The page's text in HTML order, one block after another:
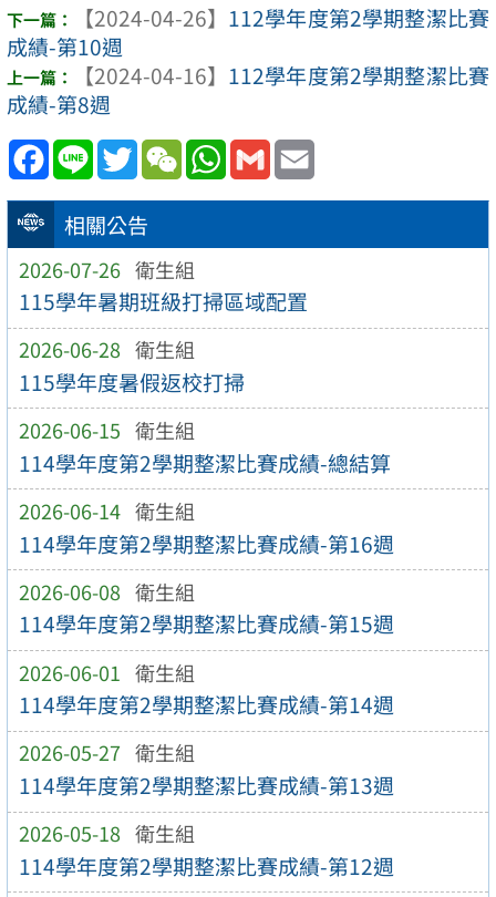
相關公告
2026-07-26 衛生組
115學年暑期班級打掃區域配置
2026-06-28 衛生組
115學年度暑假返校打掃
2026-06-15 衛生組
114學年度第2學期整潔比賽成績-總結算
2026-06-14 衛生組
114學年度第2學期整潔比賽成績-第16週
2026-06-08 衛生組
114學年度第2學期整潔比賽成績-第15週
2026-06-01 衛生組
114學年度第2學期整潔比賽成績-第14週
2026-05-27 衛生組
114學年度第2學期整潔比賽成績-第13週
2026-05-18 衛生組
114學年度第2學期整潔比賽成績-第12週
【2024-04-26】 112學年度第2學期整潔比賽
成績-第10週
【2024-04-16】 112學年度第2學期整潔比賽
成績-第8週
Facebook
Line TwitterWeChatWhatsApp
Gmail